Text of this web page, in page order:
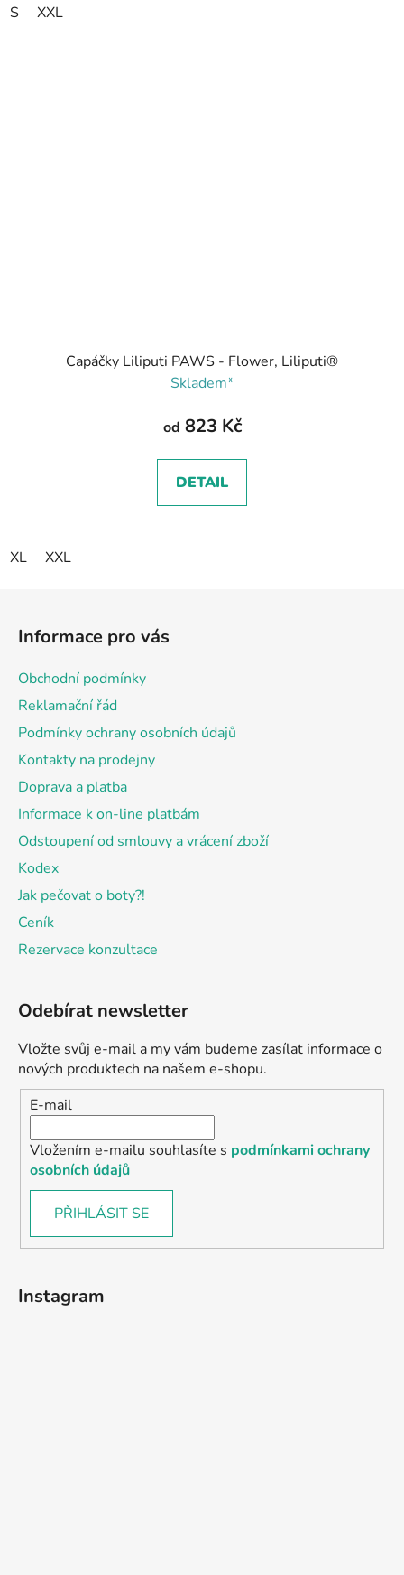
S XXL
Capáčky Liliputi PAWS - Flower, Liliputi®
Skladem*
od 823 Kč
DETAIL
XL XXL
Informace pro vás
Obchodní podmínky
Reklamační řád
Podmínky ochrany osobních údajů
Kontakty na prodejny
Doprava a platba
Informace k on-line platbám
Odstoupení od smlouvy a vrácení zboží
Kodex
Jak pečovat o boty?!
Ceník
Rezervace konzultace
Odebírat newsletter
Vložte svůj e-mail a my vám budeme zasílat informace o
nových produktech na našem e-shopu.
E-mail
Vložením e-mailu souhlasíte s podmínkami ochrany
osobních údajů
PŘIHLÁSIT SE
Instagram